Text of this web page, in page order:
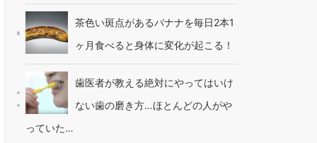
茶色い斑点があるバナナを毎日2本1
ヶ月食べると身体に変化が起こる！
歯医者が教える絶対にやってはいけ
ない歯の磨き方…ほとんどの人がや
っていた…